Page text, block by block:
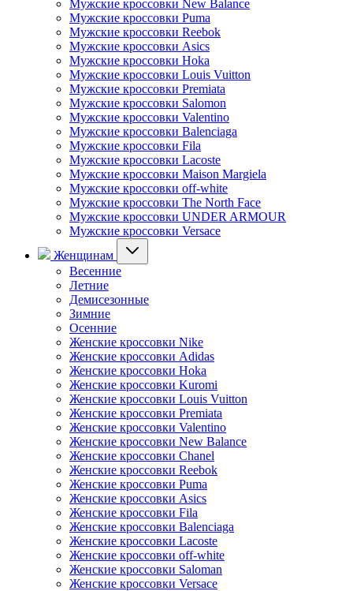
Мужские кроссовки New Balance
Мужские кроссовки Puma
Мужские кроссовки Reebok
Мужские кроссовки Asics
Мужские кроссовки Hoka
Мужские кроссовки Louis Vuitton
Мужские кроссовки Premiata
Мужские кроссовки Salomon
Мужские кроссовки Valentino
Мужские кроссовки Balenciaga
Мужские кроссовки Fila
Мужские кроссовки Lacoste
Мужские кроссовки Maison Margiela
Мужские кроссовки off-white
Мужские кроссовки The North Face
Мужские кроссовки UNDER ARMOUR
Мужские кроссовки Versace
Женщинам
Весенние
Летние
Демисезонные
Зимние
Осенние
Женские кроссовки Nike
Женские кроссовки Adidas
Женские кроссовки Hoka
Женские кроссовки Kuromi
Женские кроссовки Louis Vuitton
Женские кроссовки Premiata
Женские кроссовки Valentino
Женские кроссовки New Balance
Женские кроссовки Chanel
Женские кроссовки Reebok
Женские кроссовки Puma
Женские кроссовки Asics
Женские кроссовки Fila
Женские кроссовки Balenciaga
Женские кроссовки Lacoste
Женские кроссовки off-white
Женские кроссовки Saloman
Женские кроссовки Versace